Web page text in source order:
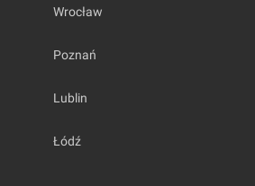
Wrocław
Poznań
Lublin
Łódź